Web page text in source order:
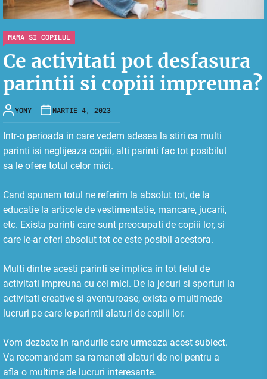
MAMA SI COPILUL
Ce activitati pot desfasura
parintii si copiii impreuna?
YONY MARTIE 4, 2023
Intr-o perioada in care vedem adesea la stiri ca multi
parinti isi neglijeaza copiii, alti parinti fac tot posibilul
sa le ofere totul celor mici.
Cand spunem totul ne referim la absolut tot, de la
educatie la articole de vestimentatie, mancare, jucarii,
etc. Exista parinti care sunt preocupati de copiii lor, si
care le-ar oferi absolut tot ce este posibil acestora.
Multi dintre acesti parinti se implica in tot felul de
activitati impreuna cu cei mici. De la jocuri si sporturi la
activitati creative si aventuroase, exista o multimede
lucruri pe care le parintii alaturi de copiii lor.
Vom dezbate in randurile care urmeaza acest subiect.
Va recomandam sa ramaneti alaturi de noi pentru a
afla o multime de lucruri interesante.